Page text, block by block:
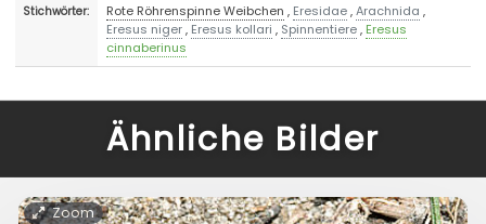
Stichwörter: Rote Röhrenspinne Weibchen , Eresidae,Arachnida ,
Eresus niger, Eresus kollari , Spinnentiere, Eresus
cinnaberinus
Ähnliche Bilder
Zoom